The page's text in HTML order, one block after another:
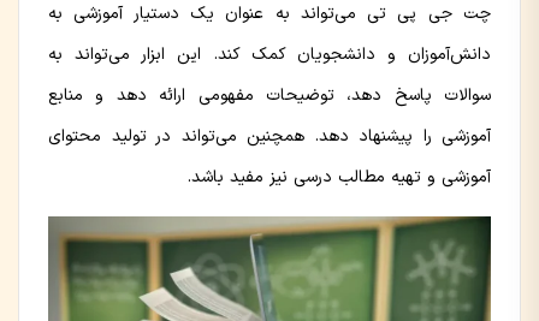
چت جی پی تی می‌تواند به عنوان یک دستیار آموزشی به
دانش‌آموزان و دانشجویان کمک کند. این ابزار می‌تواند به
سوالات پاسخ دهد، توضیحات مفهومی ارائه دهد و منابع
آموزشی را پیشنهاد دهد. همچنین می‌تواند در تولید محتوای
آموزشی و تهیه مطالب درسی نیز مفید باشد.